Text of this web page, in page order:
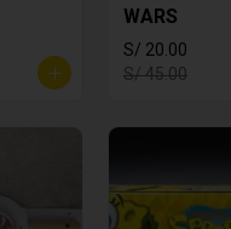
WARS
S/ 20.00
S/ 45.00